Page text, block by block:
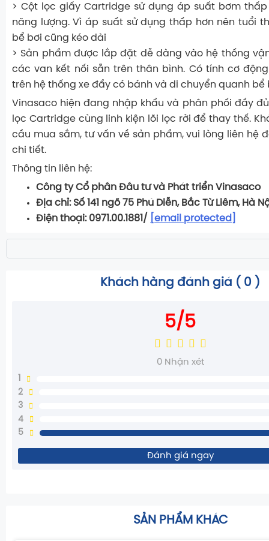
> Cột lọc giấy Cartridge sử dụng áp suất bơm
năng lượng. Vì áp suất sử dụng thấp hơn nên tuổi
bể bơi cũng kéo dài
> Sản phẩm được lắp đặt dễ dàng vào hệ thống
các van kết nối sẵn trên thân bình. Có tính cơ
trên hệ thống xe đẩy có bánh và di chuyển quanh bể
Vinasaco hiện đang nhập khẩu và phân phối đầy
lọc Cartridge cùng linh kiện lõi lọc rời để thay thế.
cầu mua sắm, tư vấn về sản phẩm, vui lòng liên hệ
chi tiết.
Thông tin liên hệ:
Công ty Cổ phần Đầu tư và Phát triển Vinasaco
Địa chỉ: Số 141 ngõ 75 Phú Diễn, Bắc Từ Liêm, Hà
Điện thoại: 0971.00.1881/
[email protected]
Khách hàng đánh giá ( 0 )
5/5
0 Nhận xét
1
2
3
4
5
Đánh giá ngay
SẢN PHẨM KHÁC